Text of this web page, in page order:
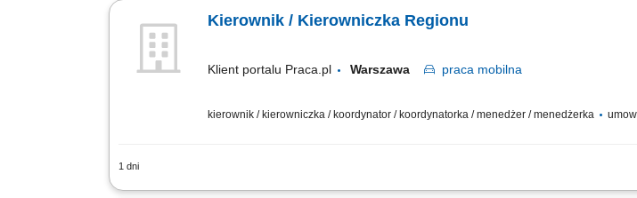
Kierownik / Kierowniczka Regionu
Klient portalu Praca.pl Warszawa praca mobilna
kierownik / kierowniczka / koordynator / koordynatorka / menedżer / menedżerka
1 dni
Całościowe koordynowanie wykonania kontraktów usługowych na wyznaczonym